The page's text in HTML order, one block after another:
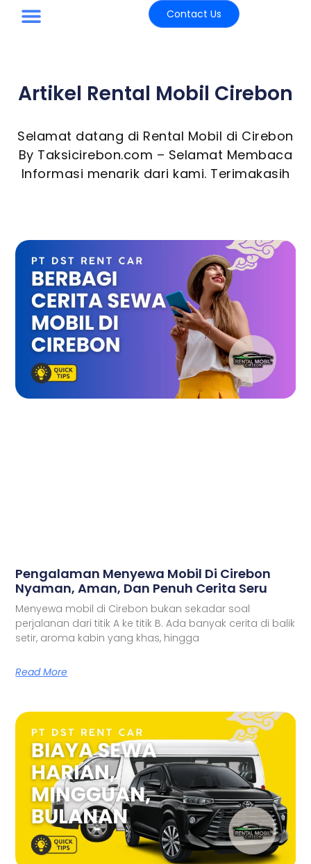
Contact Us
Artikel Rental Mobil Cirebon
Selamat datang di Rental Mobil di Cirebon
By Taksicirebon.com – Selamat Membaca
Informasi menarik dari kami. Terimakasih
Pengalaman Menyewa Mobil Di Cirebon
Nyaman, Aman, Dan Penuh Cerita Seru
Menyewa mobil di Cirebon bukan sekadar soal
perjalanan dari titik A ke titik B. Ada banyak cerita di balik
setir, aroma kabin yang khas, hingga
Read More